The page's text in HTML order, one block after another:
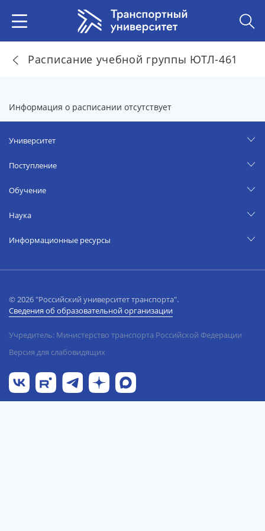
Расписание учебной группы ЮТЛ-461
Информация о расписании отсутствует
Университет
Поступление
Обучение
Наука
Информационные ресурсы
© 2026 "Российский университет транспорта".
Сведения об образовательной организации
Учредитель: Министерство транспорта Российской Федерации
Версия для слабовидящих